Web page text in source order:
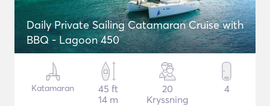
Daily Private Sailing Catamaran Cruise with
BBQ - Lagoon 450
Katamaran
45 ft
14 m
20
Kryssning
4